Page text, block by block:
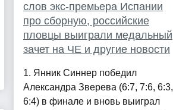
слов экс-премьера Испании
про сборную, российские
пловцы выиграли медальный
зачет на ЧЕ и другие новости
1. Янник Синнер победил
Александра Зверева (6:7, 7:6, 6:3,
6:4) в финале и вновь выиграл